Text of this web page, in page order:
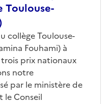
Toulouse-
collège Toulouse-
Fouhami) à
prix nationaux
notre
par le ministère de
le Conseil